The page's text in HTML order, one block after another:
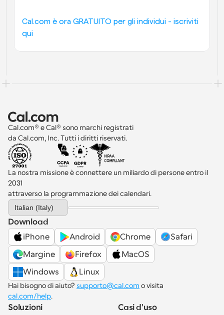
Cal.com è ora GRATUITO per gli individui - iscriviti
qui
Cal.com® e Cal® sono marchi registrati
da Cal.com, Inc. Tutti i diritti riservati.
La nostra missione è connettere un miliardo di persone entro il
2031
attraverso la programmazione dei calendari.
Select Language
Italian (Italy)
Download
iPhone
Android Chrome
Safari
Margine
Firefox
MacOS
Windows
Linux
Hai bisogno di aiuto? supporto@cal.com
cal.com/help.
Soluzioni
Casi d'uso